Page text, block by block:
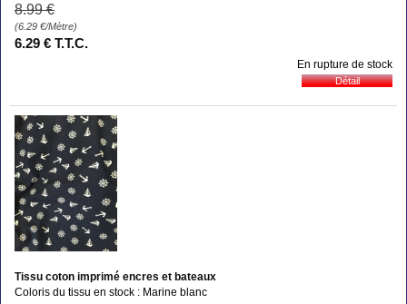
8.99 €
(6.29 €/Mètre)
6.29 € T.T.C.
En rupture de stock
Tissu coton imprimé encres et bateaux
Coloris du tissu en stock : Marine blanc